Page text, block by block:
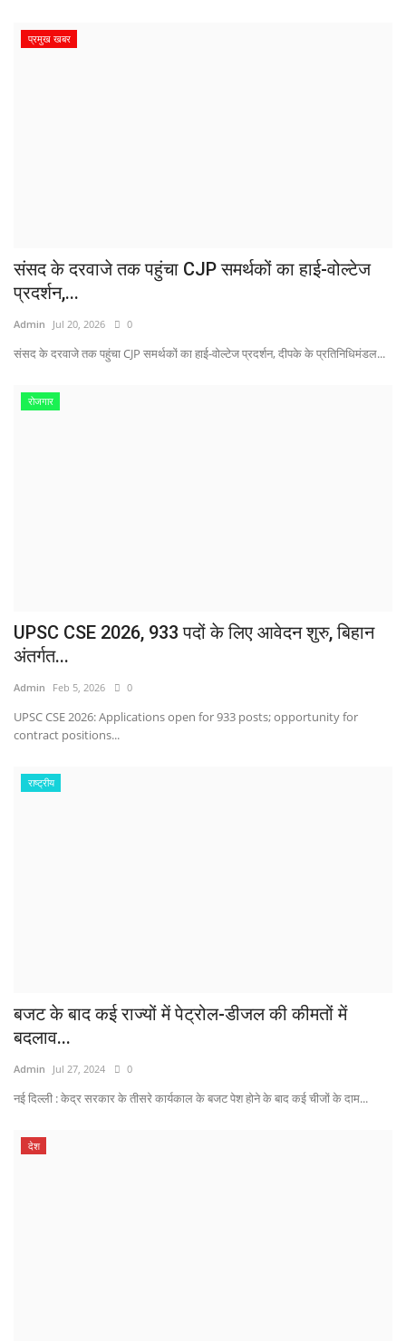
प्रमुख खबर
संसद के दरवाजे तक पहुंचा CJP समर्थकों का हाई-वोल्टेज
प्रदर्शन,...
Admin Jul 20, 2026 0
संसद के दरवाजे तक पहुंचा CJP समर्थकों का हाई-वोल्टेज प्रदर्शन, दीपके के प्रतिनिधिमंडल...
रोजगार
UPSC CSE 2026, 933 पदों के लिए आवेदन शुरु, बिहान
अंतर्गत...
Admin Feb 5, 2026 0
UPSC CSE 2026: Applications open for 933 posts; opportunity for
contract positions...
राष्ट्रीय
बजट के बाद कई राज्यों में पेट्रोल-डीजल की कीमतों में
बदलाव...
Admin Jul 27, 2024 0
नई दिल्ली : केद्र सरकार के ​तीसरे कार्यकाल के बजट पेश होने के बाद कई चीजों के दाम...
देश